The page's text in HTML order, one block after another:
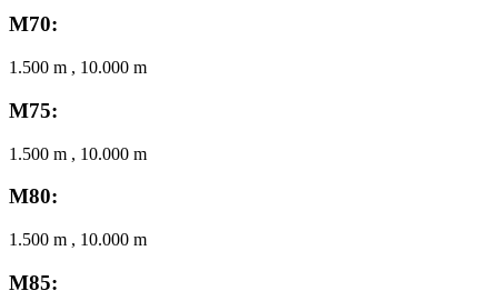
M70:
1.500 m , 10.000 m
M75:
1.500 m , 10.000 m
M80:
1.500 m , 10.000 m
M85: